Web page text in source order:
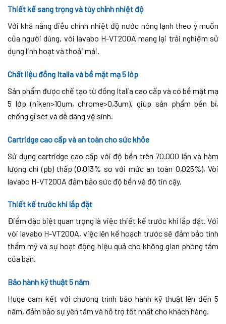
Thiết kế sang trọng và tùy chỉnh nhiệt độ
Với khả năng điều chỉnh nhiệt độ nước nóng lạnh theo ý muốn
của người dùng, vòi lavabo H-VT200A mang lại trải nghiệm sử
dụng linh hoạt và thoải mái.
Chất liệu đồng Italia và bề mặt mạ 5 lớp
Sản phẩm được chế tạo từ đồng Italia cao cấp và có bề mặt mạ
5 lớp (niken>10um, chrome>0,3um), giúp sản phẩm bền bỉ,
chống gỉ sét và dễ dàng vệ sinh.
Cartridge cao cấp và an toàn cho sức khỏe
Sử dụng cartridge cao cấp với độ bền trên 70.000 lần và hàm
lượng chì (pb) thấp (0,013% so với mức an toàn 0,025%), Vòi
lavabo H-VT200A đảm bảo sức độ bền và độ tin cậy.
Thiết kế trước khi lắp đặt
Điểm đặc biệt quan trọng là việc thiết kế trước khi lắp đặt. Với
vòi lavabo H-VT200A, việc lên kế hoạch trước sẽ đảm bảo tính
thẩm mỹ và sự hoạt động hiệu quả cho không gian phòng tắm
của bạn.
Bảo hành kỹ thuật 5 năm
Huge cam kết với chương trình bảo hành kỹ thuật lên đến 5
năm, đảm bảo sự yên tâm và hỗ trợ tốt nhất cho khách hàng.